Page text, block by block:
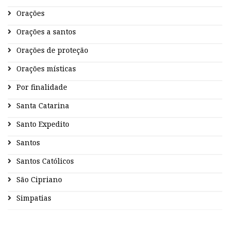
Orações
Orações a santos
Orações de proteção
Orações místicas
Por finalidade
Santa Catarina
Santo Expedito
Santos
Santos Católicos
São Cipriano
Simpatias